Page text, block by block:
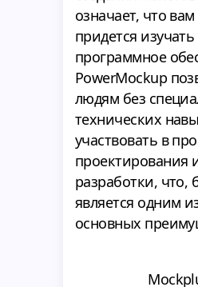
означает, что
придется
программное
PowerMockup
людям без
технических
участвовать в
проектирования
разработки, что,
является одним
основных